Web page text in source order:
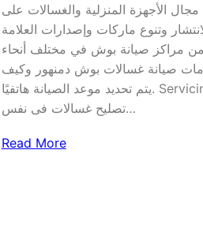
الأجهزة المنزلية والغسالات على
وتنوع ماركات وإصدارات العلامة
من مراكز صيانة بوش في مختلف أنحاء
صيانة غسالات بوش دمنهور وكيف
يتم تحديد موعد الصيانة هاتفيًا. Servicing-bosch-Damanhur
تصليح غسالات فى نفس…
Read More